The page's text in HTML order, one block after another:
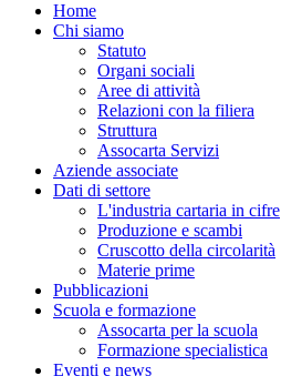
Home
Chi siamo
Statuto
Organi sociali
Aree di attività
Relazioni con la filiera
Struttura
Assocarta Servizi
Aziende associate
Dati di settore
L'industria cartaria in cifre
Produzione e scambi
Cruscotto della circolarità
Materie prime
Pubblicazioni
Scuola e formazione
Assocarta per la scuola
Formazione specialistica
Eventi e news